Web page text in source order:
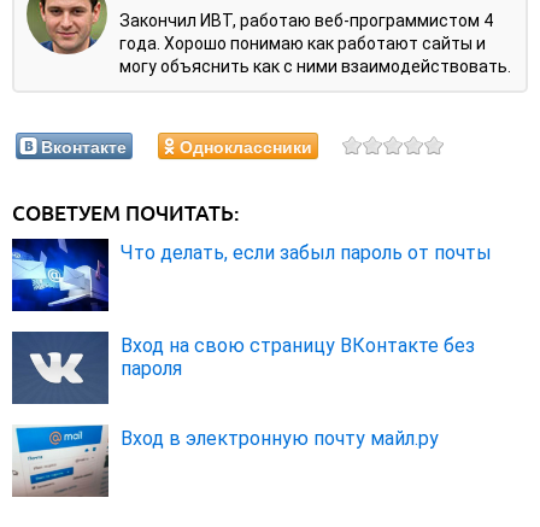
Закончил ИВТ, работаю веб-программистом 4
года. Хорошо понимаю как работают сайты и
могу объяснить как с ними взаимодействовать.
Вконтакте Одноклассники
СОВЕТУЕМ ПОЧИТАТЬ:
Что делать, если забыл пароль от почты
Вход на свою страницу ВКонтакте без
пароля
Вход в электронную почту майл.ру